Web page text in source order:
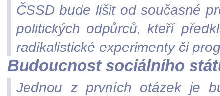
ČSSD bude lišit od současné
politických odpůrců, kteří
radikalistické experimenty či
Budoucnost sociálního
Jednou z prvních otázek je